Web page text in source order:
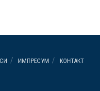
ИМПРЕСУМ КОНТАКТ